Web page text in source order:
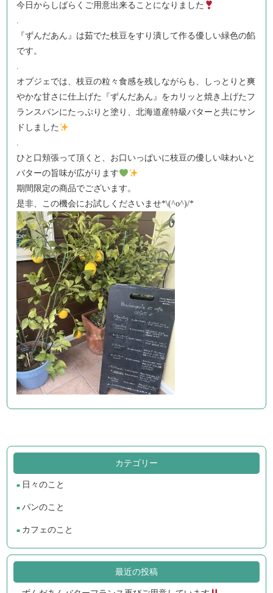
今日からしばらくご用意出来ることになりました
.
『ずんだあん』は茹でた枝豆をすり潰して作る優しい緑色の餡
です。
.
オブジェでは、枝豆の粒々食感を残しながらも、しっとりと爽
やかな甘さに仕上げた『ずんだあん』をカリッと焼き上げたフ
ランスパンにたっぷりと塗り、北海道産特級バターと共にサン
ドしました
.
ひと口頬張って頂くと、お口いっぱいに枝豆の優しい味わいと
バターの旨味が広がります
期間限定の商品でございます。
是非、この機会にお試しくださいませ*\(^o^)/*
カテゴリー
日々のこと
パンのこと
カフェのこと
最近の投稿